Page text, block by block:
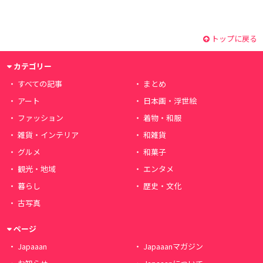
トップに戻る
カテゴリー
すべての記事
まとめ
アート
日本画・浮世絵
ファッション
着物・和服
雑貨・インテリア
和雑貨
グルメ
和菓子
観光・地域
エンタメ
暮らし
歴史・文化
古写真
ページ
Japaaan
Japaaanマガジン